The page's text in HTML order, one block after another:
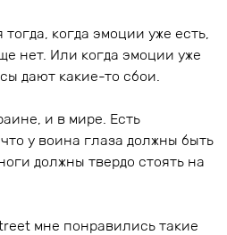
когда эмоции уже есть,
нет. Или когда эмоции уже
дают какие-то сбои.
и в мире. Есть
у воина глаза должны быть
должны твердо стоять на
мне понравились такие